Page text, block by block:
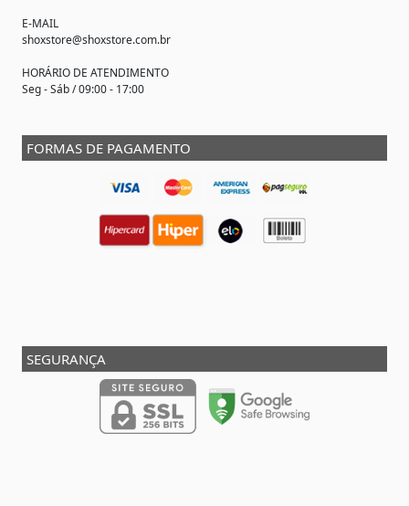
E-MAIL
shoxstore@shoxstore.com.br
HORÁRIO DE ATENDIMENTO
Seg - Sáb / 09:00 - 17:00
FORMAS DE PAGAMENTO
SEGURANÇA